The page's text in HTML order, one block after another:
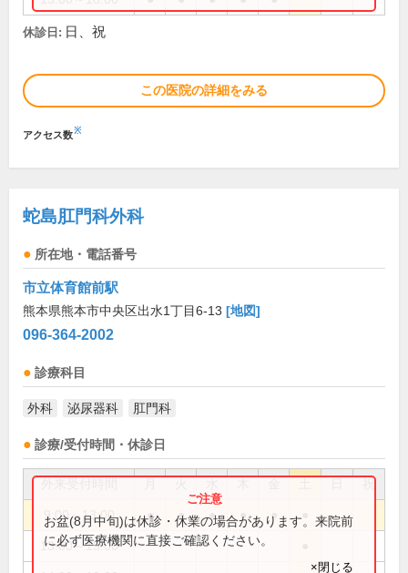
休診日: 日、祝
この医院の詳細をみる
アクセス数※
蛇島肛門科外科
所在地・電話番号
市立体育館前駅
熊本県熊本市中央区出水1丁目6-13 [地図]
096-364-2002
診療科目
外科 泌尿器科 肛門科
診療/受付時間・休診日
祝
9:00～13:00 ● ● ● ● ●
13:00～15:00
お盆(8月中旬)は休診・休業の場合があります。来院前
に必ず医療機関に直接ご確認ください。
×閉じる